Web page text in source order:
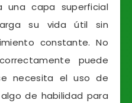
una capa superficial
su vida útil sin
constante. No
puede
necesita el uso de
de habilidad para